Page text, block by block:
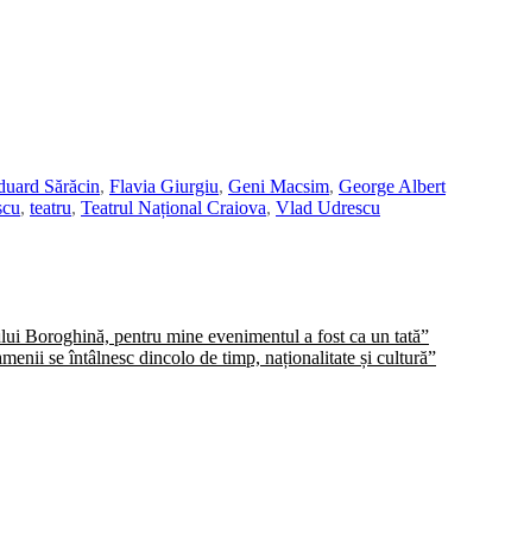
Sărăcin, Flavia Giurgiu, Geni Macsim, George Albert
, teatru, Teatrul Național Craiova, Vlad Udrescu
Boroghină, pentru mine evenimentul a fost ca un tată”
se întâlnesc dincolo de timp, naționalitate și cultură”